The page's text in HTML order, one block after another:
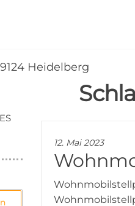
der Nähe finden
Heidelberg
12. Mai 2023